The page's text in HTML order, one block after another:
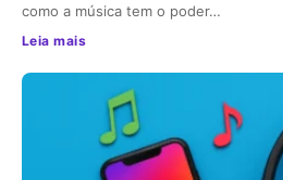
como a música tem o poder…
Leia mais